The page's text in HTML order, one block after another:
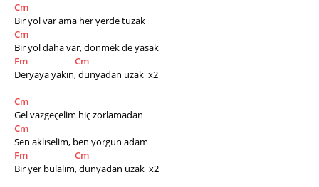
Cm
Bir yol var ama her yerde tuzak
Cm
Bir yol daha var, dönmek de yasak
Fm
Cm
Deryaya yakın, dünyadan uzak  x2
Cm
Gel vazgeçelim hiç zorlamadan
Cm
Sen aklıselim, ben yorgun adam
Fm
Cm
Bir yer bulalım, dünyadan uzak  x2